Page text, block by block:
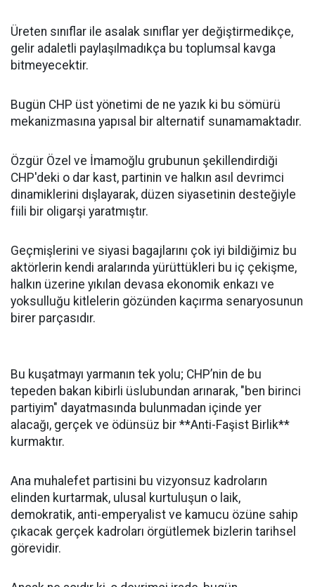
Üreten sınıflar ile asalak sınıflar yer değiştirmedikçe,
gelir adaletli paylaşılmadıkça bu toplumsal kavga
bitmeyecektir.
Bugün CHP üst yönetimi de ne yazık ki bu sömürü
mekanizmasına yapısal bir alternatif sunamamaktadır.
Özgür Özel ve İmamoğlu grubunun şekillendirdiği
CHP'deki o dar kast, partinin ve halkın asıl devrimci
dinamiklerini dışlayarak, düzen siyasetinin desteğiyle
fiili bir oligarşi yaratmıştır.
Geçmişlerini ve siyasi bagajlarını çok iyi bildiğimiz bu
aktörlerin kendi aralarında yürüttükleri bu iç çekişme,
halkın üzerine yıkılan devasa ekonomik enkazı ve
yoksulluğu kitlelerin gözünden kaçırma senaryosunun
birer parçasıdır.
Bu kuşatmayı yarmanın tek yolu; CHP’nin de bu
tepeden bakan kibirli üslubundan arınarak, "ben birinci
partiyim" dayatmasında bulunmadan içinde yer
alacağı, gerçek ve ödünsüz bir **Anti-Faşist Birlik**
kurmaktır.
Ana muhalefet partisini bu vizyonsuz kadroların
elinden kurtarmak, ulusal kurtuluşun o laik,
demokratik, anti-emperyalist ve kamucu özüne sahip
çıkacak gerçek kadroları örgütlemek bizlerin tarihsel
görevidir.